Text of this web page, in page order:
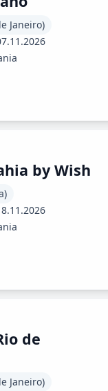
Janeiro)
by Wish
de
Janeiro)